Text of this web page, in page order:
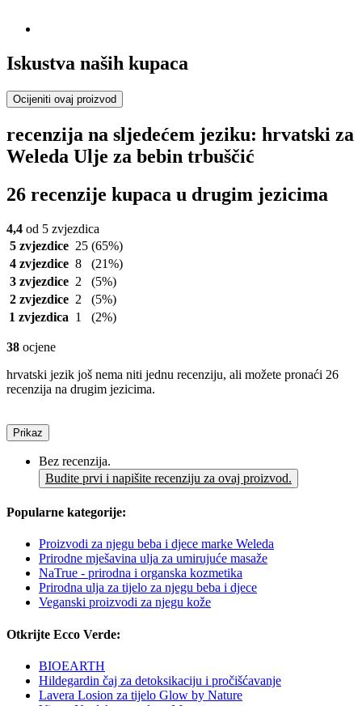
Iskustva naših kupaca
Ocijeniti ovaj proizvod
recenzija na sljedećem jeziku: hrvatski za
Weleda Ulje za bebin trbuščić
26 recenzije kupaca u drugim jezicima
4,4 od 5 zvjezdica
5 zvjezdice 25 (65%)
4 zvjezdice 8
(21%)
3 zvjezdice 2
(5%)
2 zvjezdice 2
(5%)
1 zvjezdica 1 (2%)
38 ocjene
hrvatski jezik još nema niti jednu recenziju, ali možete pronaći 26
recenzija na drugim jezicima.
Prikaz
Bez recenzija.
Budite prvi i napišite recenziju za ovaj proizvod.
Popularne kategorije:
Proizvodi za njegu beba i djece marke Weleda
Prirodne mješavina ulja za umirujuće masaže
NaTrue - prirodna i organska kozmetika
Prirodna ulja za tijelo za njegu beba i djece
Veganski proizvodi za njegu kože
Otkrijte Ecco Verde:
BIOEARTH
Hildegardin čaj za detoksikaciju i pročišćavanje
Lavera Losion za tijelo Glow by Nature